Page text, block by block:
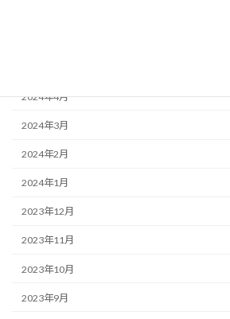
2024年4月
2024年3月
2024年2月
2024年1月
2023年12月
2023年11月
2023年10月
2023年9月